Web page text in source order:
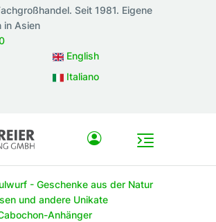
Seit 1981. Eigene
in Asien
English
Italiano
- Geschenke aus der Natur
und andere Unikate
Anhänger